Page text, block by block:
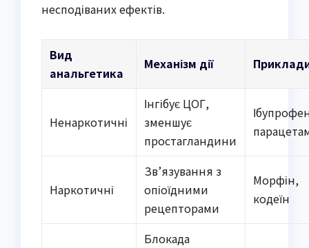
несподіваних ефектів.
Вид
анальгетика
Механізм дії
Ненаркотичні
Інгібує ЦОГ,
зменшує
простагландини
Наркотичні
Зв’язування з
опіоїдними
рецепторами
Морфін,
кодеїн
Блокада